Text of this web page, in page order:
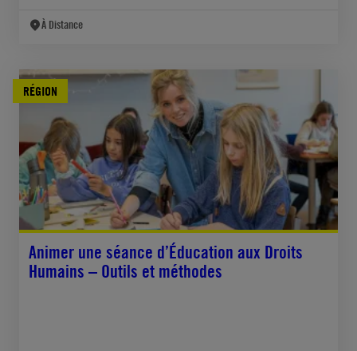
À Distance
RÉGION
Animer une séance d’Éducation aux Droits
Humains – Outils et méthodes